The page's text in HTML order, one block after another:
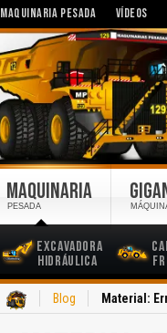
MAQUINARIA PESADA VÍDEOS
MAQUINARIA
PESADA
Excavadora
Hidráulica
Blog Material: